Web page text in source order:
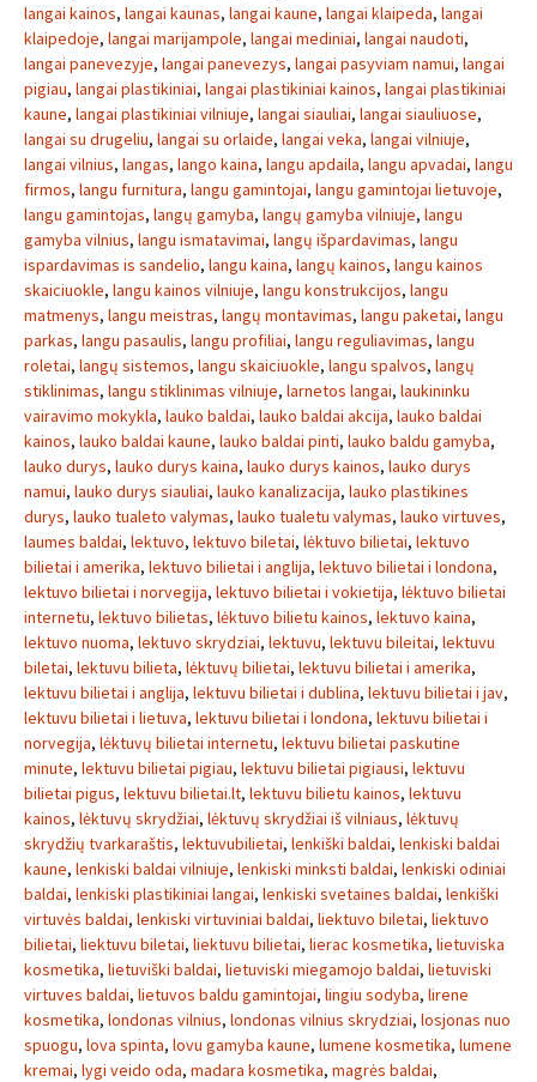
langai kainos, langai kaunas, langai kaune, langai klaipeda, langai
klaipedoje, langai marijampole, langai mediniai, langai naudoti,
langai panevezyje, langai panevezys, langai pasyviam namui, langai
pigiau, langai plastikiniai, langai plastikiniai kainos, langai plastikiniai
kaune, langai plastikiniai vilniuje, langai siauliai, langai siauliuose,
langai su drugeliu, langai su orlaide, langai veka, langai vilniuje,
langai vilnius, langas, lango kaina, langu apdaila, langu apvadai, langu
firmos, langu furnitura, langu gamintojai, langu gamintojai lietuvoje,
langu gamintojas, langų gamyba, langų gamyba vilniuje, langu
gamyba vilnius, langu ismatavimai, langų išpardavimas, langu
ispardavimas is sandelio, langu kaina, langų kainos, langu kainos
skaiciuokle, langu kainos vilniuje, langu konstrukcijos, langu
matmenys, langu meistras, langų montavimas, langu paketai, langu
parkas, langu pasaulis, langu profiliai, langu reguliavimas, langu
roletai, langų sistemos, langu skaiciuokle, langu spalvos, langų
stiklinimas, langu stiklinimas vilniuje, larnetos langai, laukininku
vairavimo mokykla, lauko baldai, lauko baldai akcija, lauko baldai
kainos, lauko baldai kaune, lauko baldai pinti, lauko baldu gamyba,
lauko durys, lauko durys kaina, lauko durys kainos, lauko durys
namui, lauko durys siauliai, lauko kanalizacija, lauko plastikines
durys, lauko tualeto valymas, lauko tualetu valymas, lauko virtuves,
laumes baldai, lektuvo, lektuvo biletai, lėktuvo bilietai, lektuvo
bilietai i amerika, lektuvo bilietai i anglija, lektuvo bilietai i londona,
lektuvo bilietai i norvegija, lektuvo bilietai i vokietija, lėktuvo bilietai
internetu, lektuvo bilietas, lėktuvo bilietu kainos, lektuvo kaina,
lektuvo nuoma, lektuvo skrydziai, lektuvu, lektuvu bileitai, lektuvu
biletai, lektuvu bilieta, lėktuvų bilietai, lektuvu bilietai i amerika,
lektuvu bilietai i anglija, lektuvu bilietai i dublina, lektuvu bilietai i jav,
lektuvu bilietai i lietuva, lektuvu bilietai i londona, lektuvu bilietai i
norvegija, lėktuvų bilietai internetu, lektuvu bilietai paskutine
minute, lektuvu bilietai pigiau, lektuvu bilietai pigiausi, lektuvu
bilietai pigus, lektuvu bilietai.lt, lektuvu bilietu kainos, lektuvu
kainos, lėktuvų skrydžiai, lėktuvų skrydžiai iš vilniaus, lėktuvų
skrydžių tvarkaraštis, lektuvubilietai, lenkiški baldai, lenkiski baldai
kaune, lenkiski baldai vilniuje, lenkiski minksti baldai, lenkiski odiniai
baldai, lenkiski plastikiniai langai, lenkiski svetaines baldai, lenkiški
virtuvės baldai, lenkiski virtuviniai baldai, liektuvo biletai, liektuvo
bilietai, liektuvu biletai, liektuvu bilietai, lierac kosmetika, lietuviska
kosmetika, lietuviški baldai, lietuviski miegamojo baldai, lietuviski
virtuves baldai, lietuvos baldu gamintojai, lingiu sodyba, lirene
kosmetika, londonas vilnius, londonas vilnius skrydziai, losjonas nuo
spuogu, lova spinta, lovu gamyba kaune, lumene kosmetika, lumene
kremai, lygi veido oda, madara kosmetika, magrės baldai,